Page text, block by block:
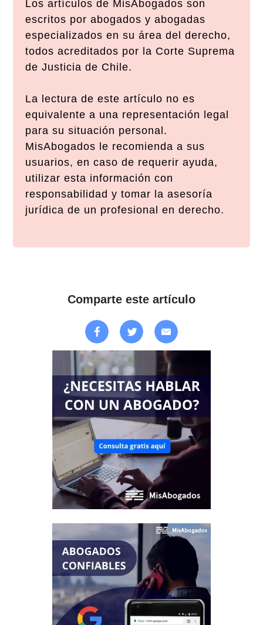
Los artículos de MisAbogados son
escritos por abogados y abogadas
especializados en su área del derecho,
todos acreditados por la Corte Suprema
de Justicia de Chile.
La lectura de este artículo no es
equivalente a una representación legal
para su situación personal.
MisAbogados le recomienda a sus
usuarios, en caso de requerir ayuda,
utilizar esta información con
responsabilidad y tomar la asesoría
jurídica de un profesional en derecho.
Comparte este artículo